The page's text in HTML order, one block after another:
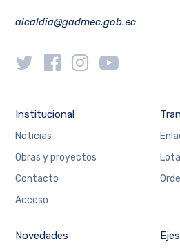
alcaldia@gadmec.gob.ec
Institucional
Noticias
Obras y proyectos
Contacto
Acceso
Novedades